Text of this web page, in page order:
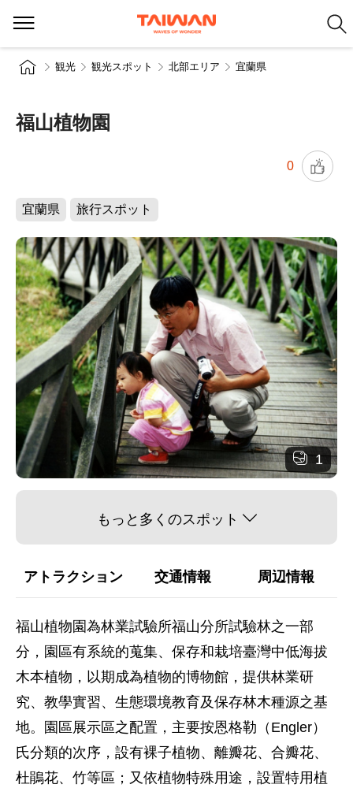
観光 観光スポット 北部エリア 宜蘭県
福山植物園
0
宜蘭県 旅行スポット
1
もっと多くのスポット
アトラクション 交通情報 周辺情報
福山植物園為林業試驗所福山分所試驗林之一部
分，園區有系統的蒐集、保存和栽培臺灣中低海拔
木本植物，以期成為植物的博物館，提供林業研
究、教學實習、生態環境教育及保存林木種源之基
地。園區展示區之配置，主要按恩格勒（Engler）
氏分類的次序，設有裸子植物、離瓣花、合瓣花、
杜鵑花、竹等區；又依植物特殊用途，設置特用植